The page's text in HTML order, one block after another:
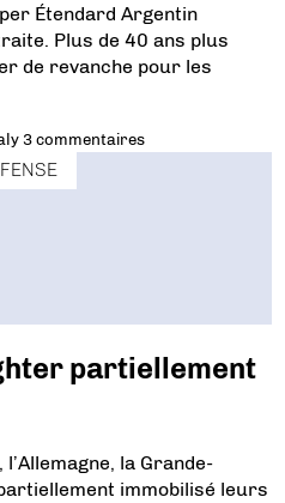
Étendard Argentin
Plus de 40 ans plus
de revanche pour les
3 commentaires
partiellement
la Grande-
immobilisé leurs